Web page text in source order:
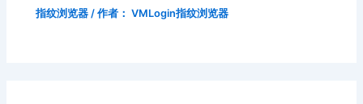
指纹浏览器 / 作者： VMLogin指纹浏览器